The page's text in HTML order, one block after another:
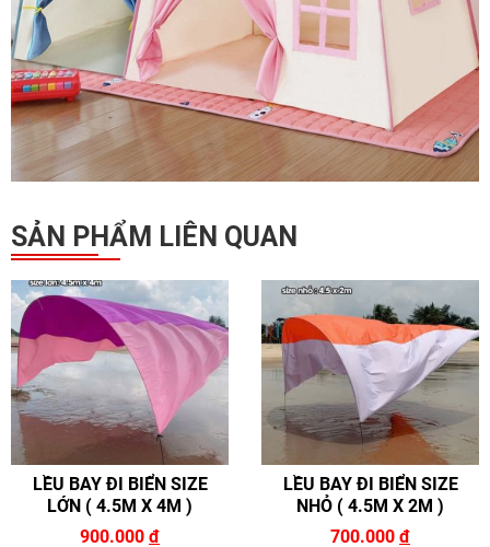
SẢN PHẨM LIÊN QUAN
LỀU BAY ĐI BIỂN SIZE
LỚN ( 4.5M X 4M )
900.000 đ
LỀU BAY ĐI BIỂN SIZE
NHỎ ( 4.5M X 2M )
700.000 đ